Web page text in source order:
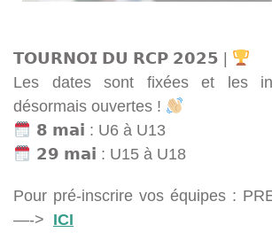
𝗧𝗢𝗨𝗥𝗡𝗢𝗜 𝗗𝗨 𝗥𝗖𝗣 𝟮𝟬𝟮𝟱 |
Les dates sont fixées et les
désormais ouvertes !
𝟴 𝗺𝗮𝗶 : U6 à U13
𝟮𝟵 𝗺𝗮𝗶 : U15 à U18
Pour pré-inscrire vos équipes :
—-> ICI